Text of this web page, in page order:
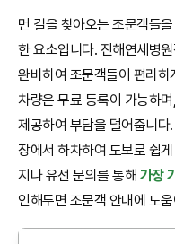
먼 길을 찾아오는 조문객들
한 요소입니다. 진해연세병
완비하여 조문객들이 편리
차량은 무료 등록이 가능하
제공하여 부담을 덜어줍니
장에서 하차하여 도보로 쉽
지나 유선 문의를 통해 가장
인해두면 조문객 안내에 도